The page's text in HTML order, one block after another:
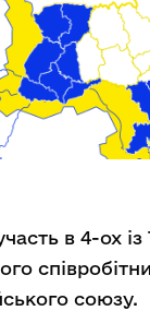
в 4-ох
союзу.